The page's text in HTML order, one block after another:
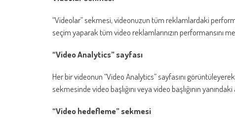
“Videolar” sekmesi, videonuzun tüm reklamlardaki
seçim yaparak tüm video reklamlarınızın performansını
“Video Analytics” sayfası
Her bir videonun “Video Analytics” sayfasını
sekmesinde video başlığını veya video başlığının
“Video hedefleme” sekmesi